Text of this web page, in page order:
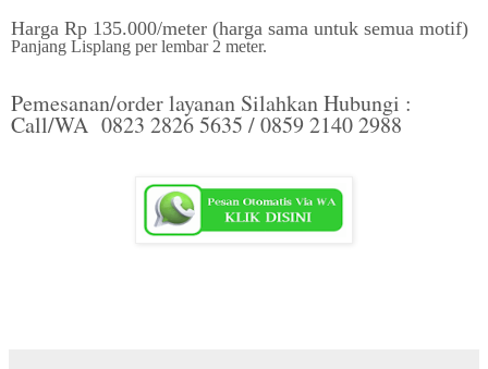
Harga Rp 135.000/meter (harga sama untuk semua motif)
Panjang Lisplang per lembar 2 meter.
Pemesanan/order layanan Silahkan Hubungi :
Call/WA 0823 2826 5635 / 0859 2140 2988